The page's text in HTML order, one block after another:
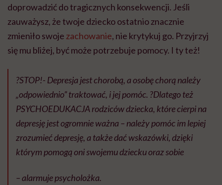
doprowadzić do tragicznych konsekwencji. Jeśli
zauważysz, że twoje dziecko ostatnio znacznie
zmieniło swoje zachowanie, nie krytykuj go. Przyjrzyj
się mu bliżej, być może potrzebuje pomocy. I ty też!
?STOP!- Depresja jest chorobą, a osobę chorą należy
„odpowiednio” traktować, i jej pomóc. ?Dlatego też
PSYCHOEDUKACJA rodziców dziecka, które cierpi na
depresję jest ogromnie ważna – należy pomóc im lepiej
zrozumieć depresję, a także dać wskazówki, dzięki
którym pomogą oni swojemu dziecku oraz sobie
– alarmuje psycholożka.